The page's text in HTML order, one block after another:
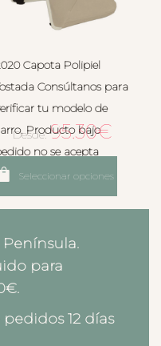
Capota Polipiel
Consúltanos para
tu modelo de
Producto bajo
no se acepta
Desde:95.30€
Seleccionar opciones
la Península.
para
12 días